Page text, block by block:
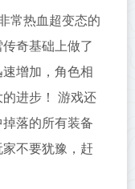
常热血超变态的
奇基础上做了
增加，角色相
进步！ 游戏还
落的所有装备
不要犹豫，赶